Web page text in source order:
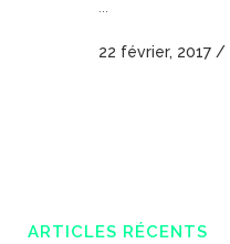
22 février, 2017 /
ARTICLES RÉCENTS